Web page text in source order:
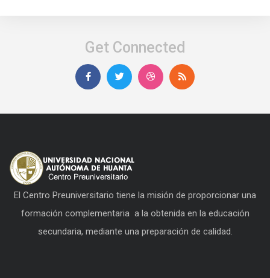
Get Connected
El Centro Preuniversitario tiene la misión de proporcionar una
formación complementaria a la obtenida en la educación
secundaria, mediante una preparación de calidad.